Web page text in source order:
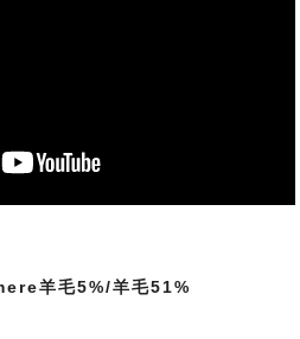
羊毛5%/羊毛51%